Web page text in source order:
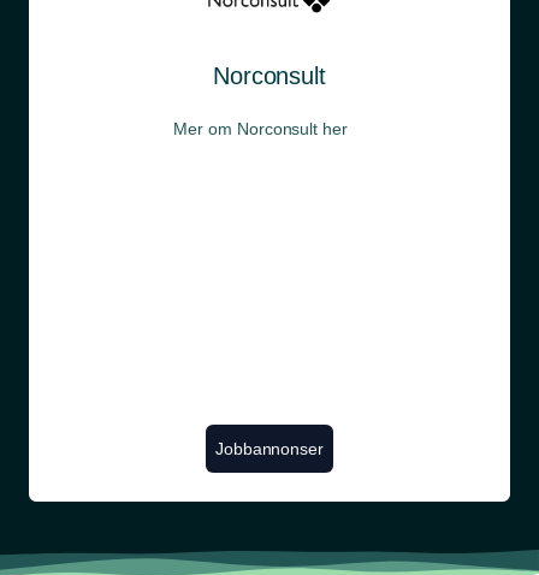
Norconsult
Mer om Norconsult her
Jobbannonser